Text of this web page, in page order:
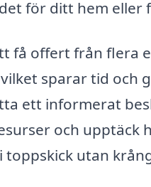
för ditt hem eller
få offert från flera
sparar tid och
ett informerat
och upptäck
toppskick utan